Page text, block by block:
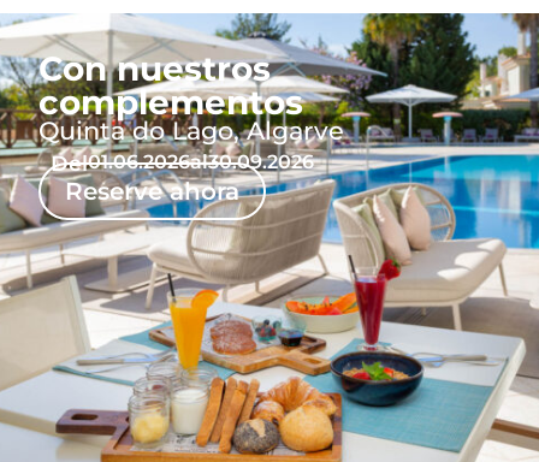
Con nuestros
complementos
Quinta do Lago, Algarve
Reserve ahora
Del01.06.2026al30.09.2026